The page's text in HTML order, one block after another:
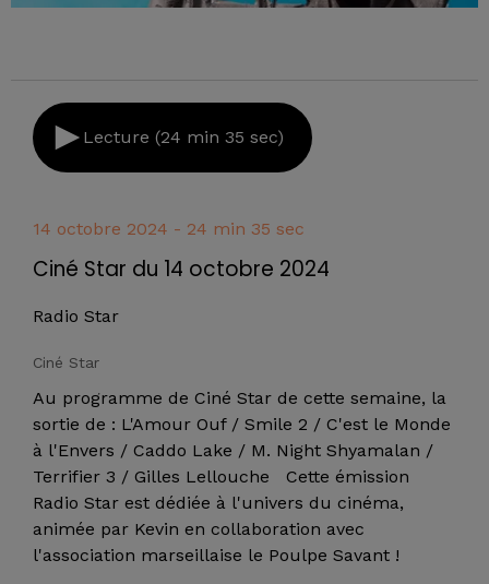
Lecture (24 min 35 sec)
14 octobre 2024 - 24 min 35 sec
Ciné Star du 14 octobre 2024
Radio Star
Ciné Star
Au programme de Ciné Star de cette semaine, la
sortie de : L'Amour Ouf / Smile 2 / C'est le Monde
à l'Envers / Caddo Lake / M. Night Shyamalan /
Terrifier 3 / Gilles Lellouche Cette émission
Radio Star est dédiée à l'univers du cinéma,
animée par Kevin en collaboration avec
l'association marseillaise le Poulpe Savant !